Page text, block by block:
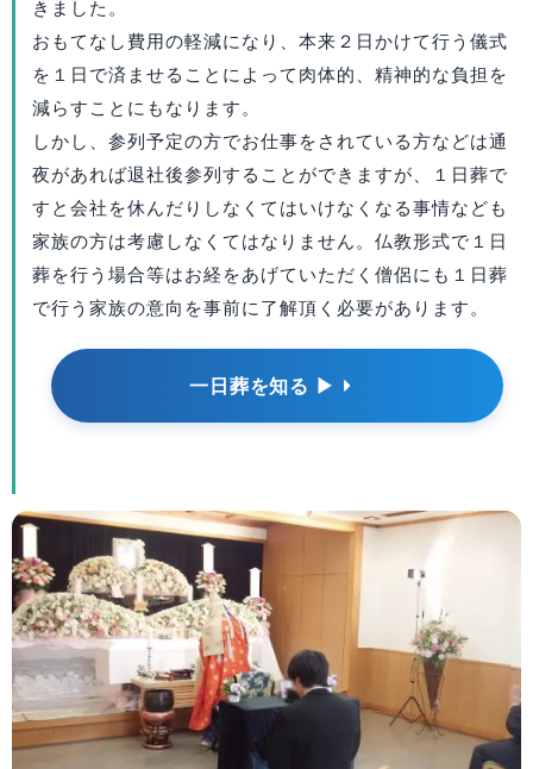
きました。
おもてなし費用の軽減になり、本来２日かけて行う儀式
を１日で済ませることによって肉体的、精神的な負担を
減らすことにもなります。
しかし、参列予定の方でお仕事をされている方などは通
夜があれば退社後参列することができますが、１日葬で
すと会社を休んだりしなくてはいけなくなる事情なども
家族の方は考慮しなくてはなりません。仏教形式で１日
葬を行う場合等はお経をあげていただく僧侶にも１日葬
で行う家族の意向を事前に了解頂く必要があります。
一日葬を知る ▶